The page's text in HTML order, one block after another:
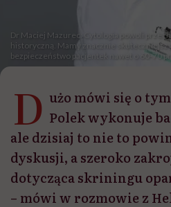
Dr Maciej Mazurec: Cytologia powoli
historyczną. Mamy znacznie
bezpieczeństwo pacjentek nawet o 60-70
D użo mówi się o
Polek wykonuje
ale dzisiaj to nie to
dyskusji, a szeroko
dotycząca skriningu
– mówi w rozmowie z